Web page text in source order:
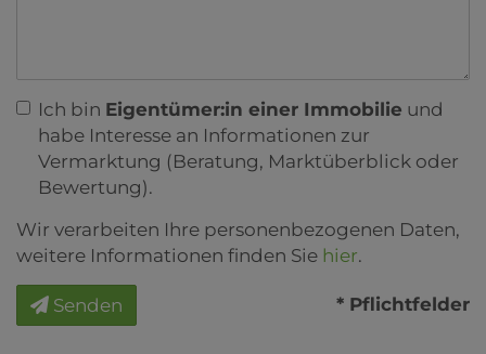
Ich bin Eigentümer:in einer Immobilie und
habe Interesse an Informationen zur
Vermarktung (Beratung, Marktüberblick oder
Bewertung).
Wir verarbeiten Ihre personenbezogenen Daten,
weitere Informationen finden Sie hier.
Senden * Pflichtfelder